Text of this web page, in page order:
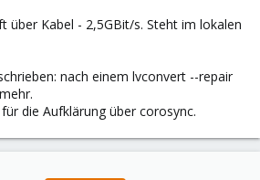
über Kabel - 2,5GBit/s. Steht im lokalen
nach einem lvconvert --repair
die Aufklärung über corosync.